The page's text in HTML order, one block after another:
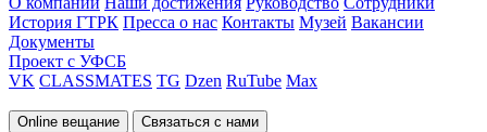
История ГТРК Пресса о нас Контакты Музей Вакансии
Документы
Проект с УФСБ
VK CLASSMATES TG Dzen RuTube Max
Online вещание Связаться с нами